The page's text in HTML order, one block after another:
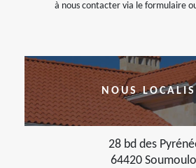
à nous contacter via le formulaire
NOUS
28 bd des
64420